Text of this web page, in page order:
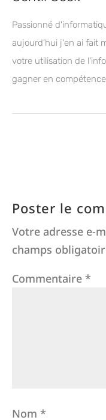
Passionné
aujourd'hui j'en ai fait
votre utilisation de
gagner en
Poster le
Votre adresse e-
champs
Commentaire *
Nom *